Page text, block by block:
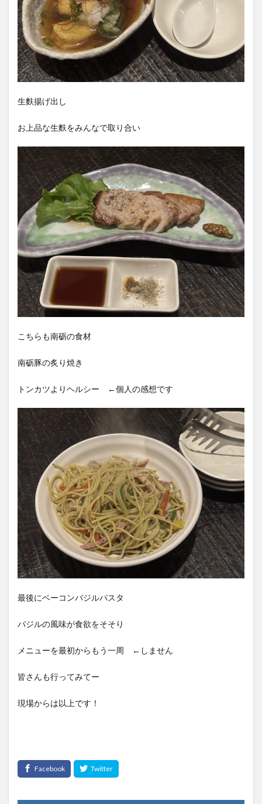
生麩揚げ出し
お上品な生麩をみんなで取り合い
こちらも南砺の食材
南砺豚の炙り焼き
トンカツよりヘルシー ←個人の感想です
最後にベーコンバジルパスタ
バジルの風味が食欲をそそり
メニューを最初からもう一周 ←しません
皆さんも行ってみてー
現場からは以上です！